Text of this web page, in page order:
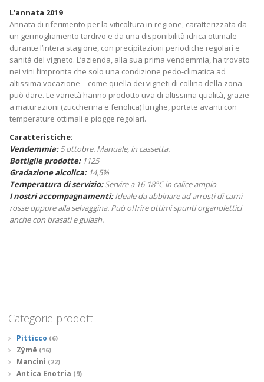
L’annata 2019
Annata di riferimento per la viticoltura in regione, caratterizzata da
un germogliamento tardivo e da una disponibilità idrica ottimale
durante l’intera stagione, con precipitazioni periodiche regolari e
sanità del vigneto. L’azienda, alla sua prima vendemmia, ha trovato
nei vini l’impronta che solo una condizione pedo-climatica ad
altissima vocazione – come quella dei vigneti di collina della zona –
può dare. Le varietà hanno prodotto uva di altissima qualità, grazie
a maturazioni (zuccherina e fenolica) lunghe, portate avanti con
temperature ottimali e piogge regolari.
Caratteristiche:
Vendemmia:5 ottobre. Manuale, in cassetta.
Bottiglie prodotte:1125
Gradazione alcolica:14,5%
Temperatura di servizio:Servire a 16-18°C in calice ampio
I nostri accompagnamenti:Ideale da abbinare ad arrosti di carni
rosse oppure alla selvaggina. Può offrire ottimi spunti organolettici
anche con brasati e gulash.
Categorie prodotti
Pitticco (6)
Zýmē (16)
Mancini (22)
Antica Enotria (9)